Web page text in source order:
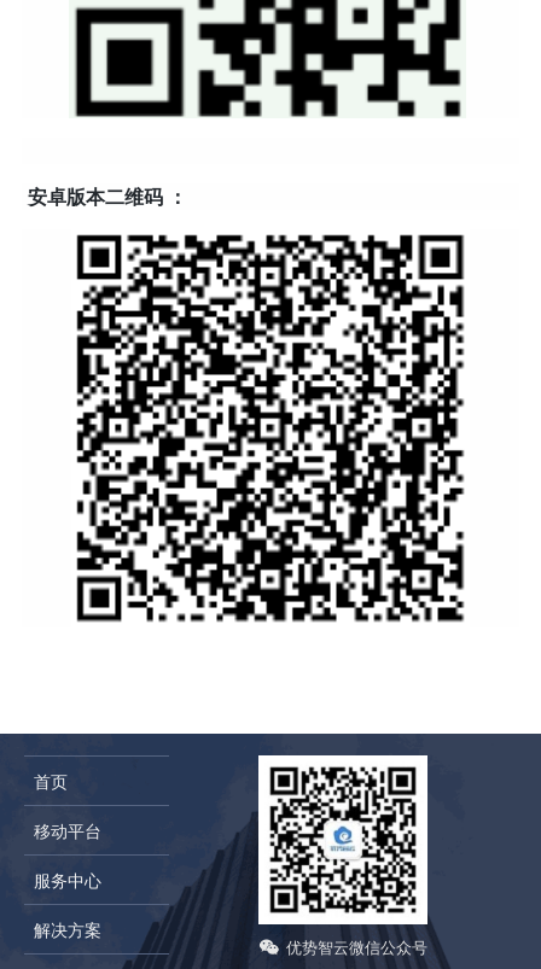
安卓版本二维码 ：
首页
移动平台
服务中心
解决方案
优势智云微信公众号